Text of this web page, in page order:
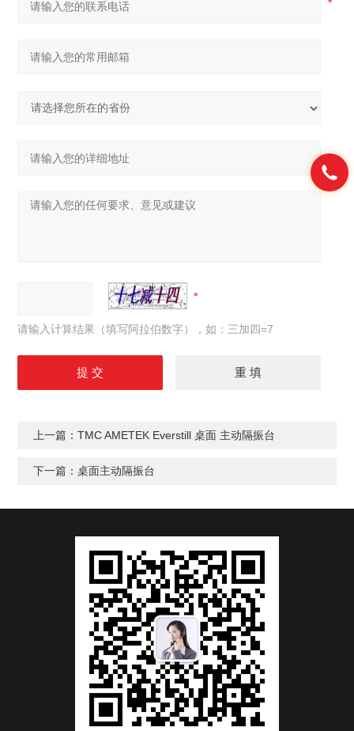
请输入计算结果（填写阿拉伯数字），如：三加四=7
上一篇：TMC AMETEK Everstill 桌面 主动隔振台
下一篇：桌面主动隔振台